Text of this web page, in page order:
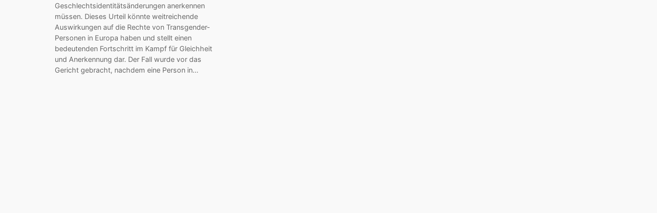
Geschlechtsidentitätsänderungen anerkennen
müssen. Dieses Urteil könnte weitreichende
Auswirkungen auf die Rechte von Transgender-
Personen in Europa haben und stellt einen
bedeutenden Fortschritt im Kampf für Gleichheit
und Anerkennung dar. Der Fall wurde vor das
Gericht gebracht, nachdem eine Person in…